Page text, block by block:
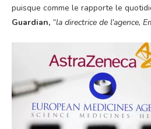
puisque comme le rapporte le
Guardian, “la directrice de l’agence,